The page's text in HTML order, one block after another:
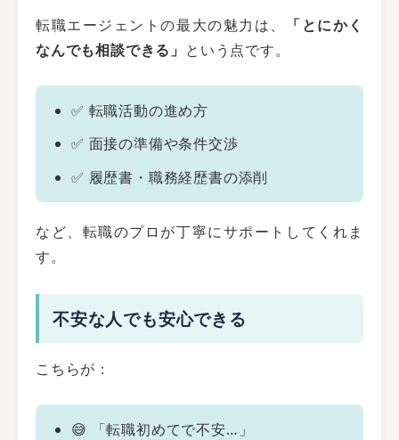
転職エージェントの最大の魅力は、
「とにかく
なんでも相談できる」 という点です。
✅ 転職活動の進め方
✅ 面接の準備や条件交渉
✅ 履歴書・職務経歴書の添削
など、転職のプロが丁寧にサポートしてくれま
す。
不安な人でも安心できる
こちらが：
😅 「転職初めてで不安…」